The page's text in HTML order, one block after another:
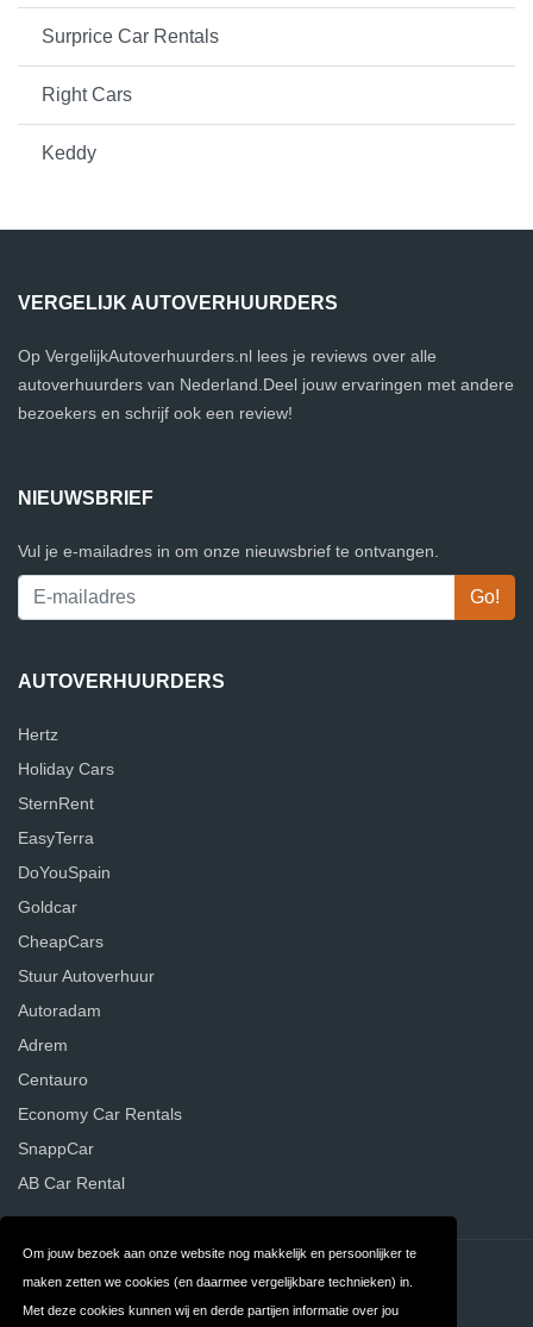
Om jouw bezoek aan onze website nog makkelijk en persoonlijker te
maken zetten we cookies (en daarmee vergelijkbare technieken) in.
Met deze cookies kunnen wij en derde partijen informatie over jou
Surprice Car Rentals
Right Cars
Keddy
VERGELIJK AUTOVERHUURDERS
Op VergelijkAutoverhuurders.nl lees je reviews over alle
autoverhuurders van Nederland.Deel jouw ervaringen met andere
bezoekers en schrijf ook een review!
NIEUWSBRIEF
Vul je e-mailadres in om onze nieuwsbrief te ontvangen.
AUTOVERHUURDERS
Hertz
Holiday Cars
SternRent
EasyTerra
DoYouSpain
Goldcar
CheapCars
Stuur Autoverhuur
Autoradam
Adrem
Centauro
Economy Car Rentals
SnappCar
AB Car Rental
Contact Privacy
Algemene FAQ